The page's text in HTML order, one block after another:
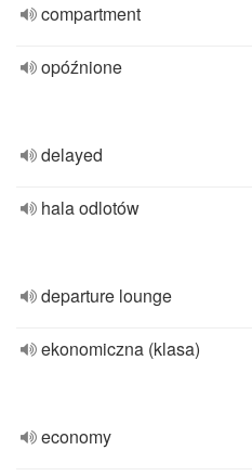
compartment
opóźnione
delayed
hala odlotów
departure lounge
ekonomiczna (klasa)
economy